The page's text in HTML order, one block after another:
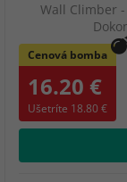
Wall Climber
Cenová bomba
16.20 €
Ušetríte 18.80 €